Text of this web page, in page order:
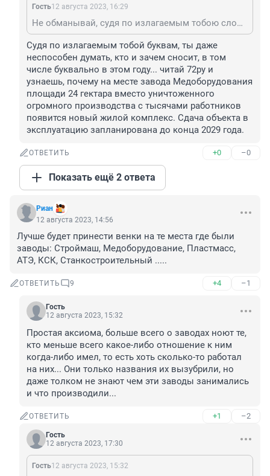
Гость12 августа 2023, 16:29
Не обманывай, судя по излагаемым тобою словам, думать ты никак не мог по определению, в связи с отсутствием такой возможности у тебя технически...
Судя по излагаемым тобой буквам, ты даже
неспособен думать, кто и зачем сносит, в том
числе буквально в этом году... читай 72ру и
узнаешь, почему на месте завода Медоборудования
площади 24 гектара вместо уничтоженного
огромного производства с тысячами работников
появится новый жилой комплекс. Сдача объекта в
эксплуатацию запланирована до конца 2029 года.
ОТВЕТИТЬ +0 –0
Показать ещё 2 ответа
Риан
12 августа 2023, 14:56
Лучше будет принести венки на те места где были
заводы: Строймаш, Медоборудование, Пластмасс,
АТЭ, КСК, Станкостроительный .....
ОТВЕТИТЬ 9 +4 –1
Гость
12 августа 2023, 15:32
Простая аксиома, больше всего о заводах ноют те,
кто меньше всего какое-либо отношение к ним
когда-либо имел, то есть хоть сколько-то работал
на них... Они только названия их вызубрили, но
даже толком не знают чем эти заводы занимались
и что производили...
ОТВЕТИТЬ +1 –2
Гость
12 августа 2023, 17:30
Гость12 августа 2023, 15:32